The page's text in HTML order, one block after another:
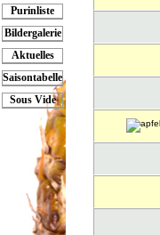
Purinliste
Bildergalerie
Aktuelles
Saisontabelle
Sous Vide